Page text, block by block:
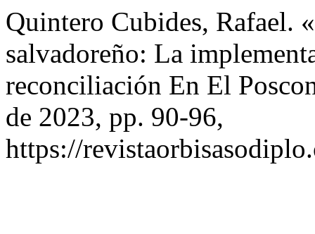
Quintero Cubides, Rafael.
salvadoreño: La
reconciliación En El
de 2023, pp. 90-96,
https://